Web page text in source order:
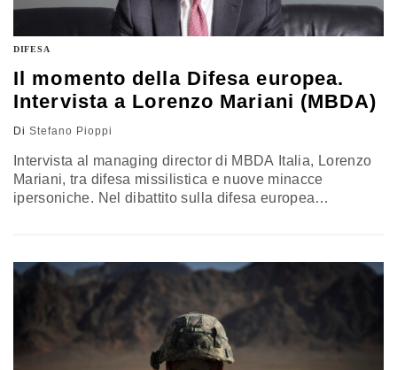
DIFESA
Il momento della Difesa europea.
Intervista a Lorenzo Mariani (MBDA)
Di Stefano Pioppi
Intervista al managing director di MBDA Italia, Lorenzo
Mariani, tra difesa missilistica e nuove minacce
ipersoniche. Nel dibattito sulla difesa europea
le decisioni abbiano garanzia politica”